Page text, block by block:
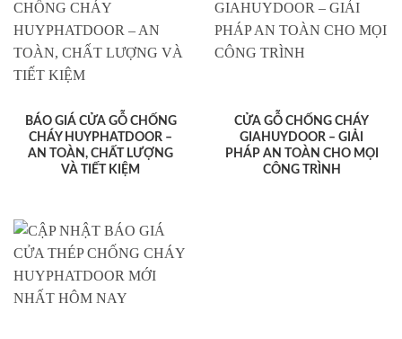
BÁO GIÁ CỬA GỖ CHỐNG
CHÁY HUYPHATDOOR –
AN TOÀN, CHẤT LƯỢNG
VÀ TIẾT KIỆM
CỬA GỖ CHỐNG CHÁY
GIAHUYDOOR – GIẢI
PHÁP AN TOÀN CHO MỌI
CÔNG TRÌNH